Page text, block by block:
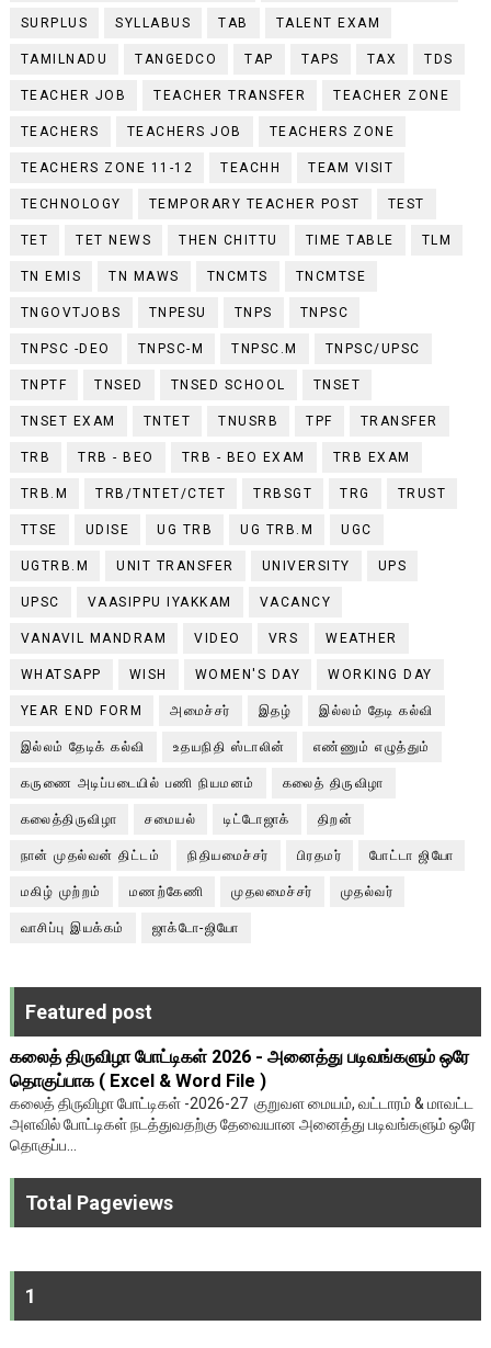
SURPLUS SYLLABUS TAB TALENT EXAM
TAMILNADU TANGEDCO TAP TAPS TAX TDS
TEACHER JOB TEACHER TRANSFER TEACHER ZONE
TEACHERS TEACHERS JOB TEACHERS ZONE
TEACHERS ZONE 11-12 TEACHH TEAM VISIT
TECHNOLOGY TEMPORARY TEACHER POST TEST
TET TET NEWS THEN CHITTU TIME TABLE TLM
TN EMIS TN MAWS TNCMTS TNCMTSE
TNGOVTJOBS TNPESU TNPS TNPSC
TNPSC -DEO TNPSC-M TNPSC.M TNPSC/UPSC
TNPTF TNSED TNSED SCHOOL TNSET
TNSET EXAM TNTET TNUSRB TPF TRANSFER
TRB TRB - BEO TRB - BEO EXAM TRB EXAM
TRB.M TRB/TNTET/CTET TRBSGT TRG TRUST
TTSE UDISE UG TRB UG TRB.M UGC
UGTRB.M UNIT TRANSFER UNIVERSITY UPS
UPSC VAASIPPU IYAKKAM VACANCY
VANAVIL MANDRAM VIDEO VRS WEATHER
WHATSAPP WISH WOMEN'S DAY WORKING DAY
YEAR END FORM அமைச்சர் இதழ் இல்லம் தேடி கல்வி
இல்லம் தேடிக் கல்வி உதயநிதி ஸ்டாலின் எண்ணும் எழுத்தும்
கருணை அடிப்படையில் பணி நியமனம் கலைத் திருவிழா
கலைத்திருவிழா சமையல் டிட்டோஜாக் திறன்
நான் முதல்வன் திட்டம் நிதியமைச்சர் பிரதமர் போட்டா ஜியோ
மகிழ் முற்றம் மணற்கேணி முதலமைச்சர் முதல்வர்
வாசிப்பு இயக்கம் ஜாக்டோ-ஜியோ
Featured post
கலைத் திருவிழா போட்டிகள் 2026 - அனைத்து படிவங்களும் ஒரே
தொகுப்பாக ( Excel & Word File )
கலைத் திருவிழா போட்டிகள் -2026-27 குறுவள மையம், வட்டாரம் & மாவட்ட
அளவில் போட்டிகள் நடத்துவதற்கு தேவையான அனைத்து படிவங்களும் ஒரே
தொகுப்ப...
Total Pageviews
1